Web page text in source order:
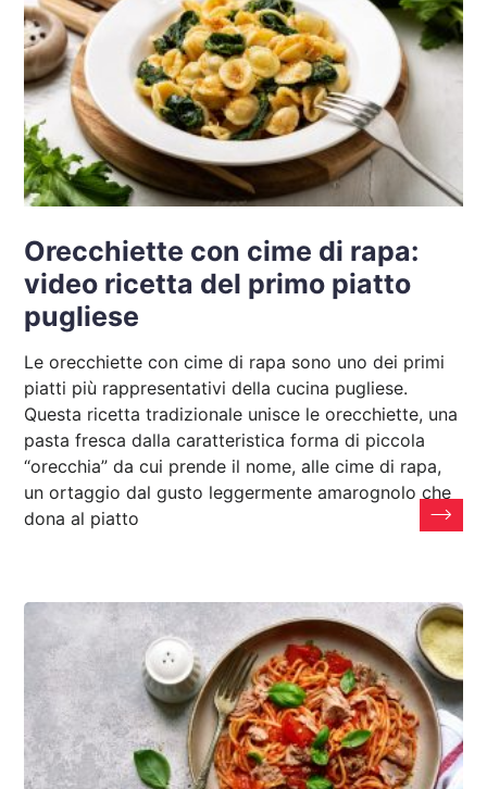
Orecchiette con cime di rapa:
video ricetta del primo piatto
pugliese
Le orecchiette con cime di rapa sono uno dei primi
piatti più rappresentativi della cucina pugliese.
Questa ricetta tradizionale unisce le orecchiette, una
pasta fresca dalla caratteristica forma di piccola
“orecchia” da cui prende il nome, alle cime di rapa,
un ortaggio dal gusto leggermente amarognolo che
dona al piatto